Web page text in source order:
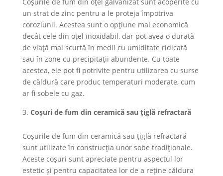
un strat de zinc pentru a le proteja împotriva
coroziunii. Acestea sunt o opțiune mai economică
decât cele din oțel inoxidabil, dar pot avea o durată
de viață mai scurtă în medii cu umiditate ridicată
sau în zone cu precipitații abundente. Cu toate
acestea, ele pot fi potrivite pentru utilizarea cu surse
de căldură care produc temperaturi moderate, cum
ar fi sobele cu gaz.
Coșuri de fum din ceramică sau țiglă refractară
Coșurile de fum din ceramică sau țiglă refractară
sunt utilizate în construcția unor sobe tradiționale.
Aceste coșuri sunt apreciate pentru aspectul lor
estetic și pentru capacitatea lor de a reține căldura